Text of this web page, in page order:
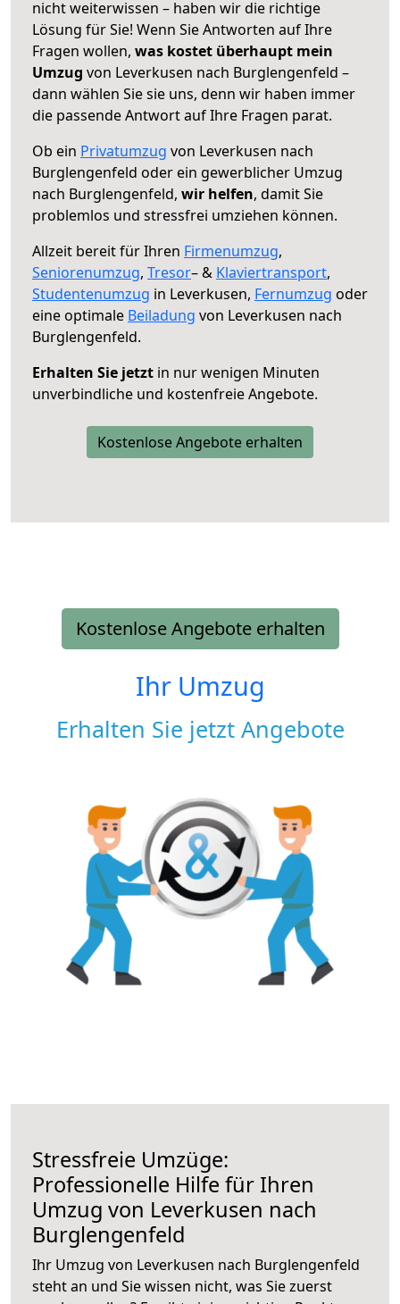
nicht weiterwissen – haben wir die richtige
Lösung für Sie! Wenn Sie Antworten auf Ihre
Fragen wollen, was kostet überhaupt mein
Umzug von Leverkusen nach Burglengenfeld –
dann wählen Sie sie uns, denn wir haben immer
die passende Antwort auf Ihre Fragen parat.
Ob ein Privatumzug von Leverkusen nach
Burglengenfeld oder ein gewerblicher Umzug
nach Burglengenfeld, wir helfen, damit Sie
problemlos und stressfrei umziehen können.
Allzeit bereit für Ihren Firmenumzug,
Seniorenumzug, Tresor– & Klaviertransport,
Studentenumzug in Leverkusen, Fernumzug oder
eine optimale Beiladung von Leverkusen nach
Burglengenfeld.
Erhalten Sie jetzt in nur wenigen Minuten
unverbindliche und kostenfreie Angebote.
Kostenlose Angebote erhalten
Kostenlose Angebote erhalten
Ihr Umzug
Erhalten Sie jetzt Angebote
Stressfreie Umzüge:
Professionelle Hilfe für Ihren
Umzug von Leverkusen nach
Burglengenfeld
Ihr Umzug von Leverkusen nach Burglengenfeld
steht an und Sie wissen nicht, was Sie zuerst